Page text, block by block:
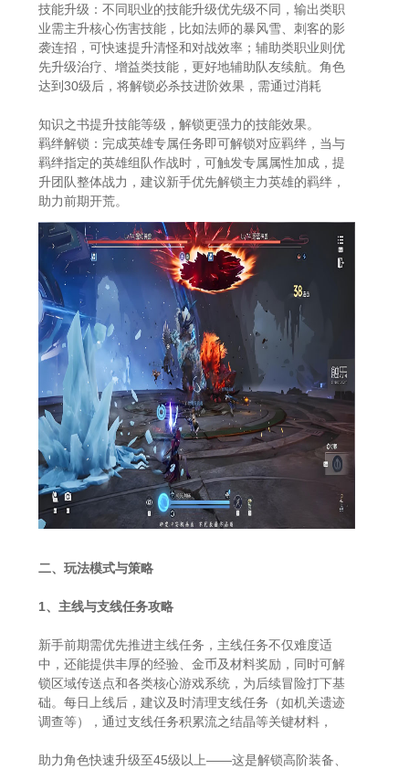
技能升级：不同职业的技能升级优先级不同，输出类职
业需主升核心伤害技能，比如法师的暴风雪、刺客的影
袭连招，可快速提升清怪和对战效率；辅助类职业则优
先升级治疗、增益类技能，更好地辅助队友续航。角色
达到30级后，将解锁必杀技进阶效果，需通过消耗
知识之书提升技能等级，解锁更强力的技能效果。
羁绊解锁：完成英雄专属任务即可解锁对应羁绊，当与
羁绊指定的英雄组队作战时，可触发专属属性加成，提
升团队整体战力，建议新手优先解锁主力英雄的羁绊，
助力前期开荒。
二、玩法模式与策略
1、主线与支线任务攻略
新手前期需优先推进主线任务，主线任务不仅难度适
中，还能提供丰厚的经验、金币及材料奖励，同时可解
锁区域传送点和各类核心游戏系统，为后续冒险打下基
础。每日上线后，建议及时清理支线任务（如机关遗迹
调查等），通过支线任务积累流之结晶等关键材料，
助力角色快速升级至45级以上——这是解锁高阶装备、